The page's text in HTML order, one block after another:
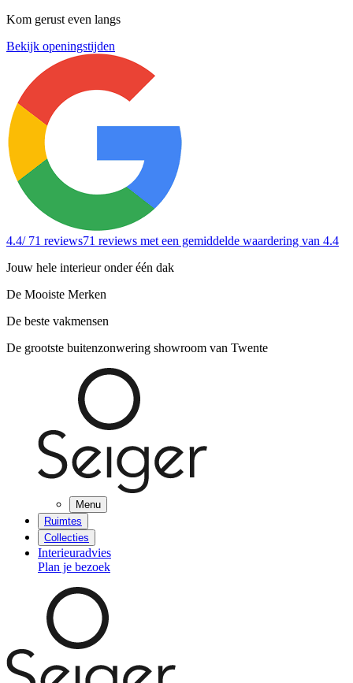
Kom gerust even langs
Bekijk openingstijden
4.4/ 71 reviews71 reviews met een gemiddelde waardering van 4.4
Jouw hele interieur onder één dak
De Mooiste Merken
De beste vakmensen
De grootste buitenzonwering showroom van Twente
Menu
Ruimtes
Collecties
Interieuradvies
Plan je bezoek